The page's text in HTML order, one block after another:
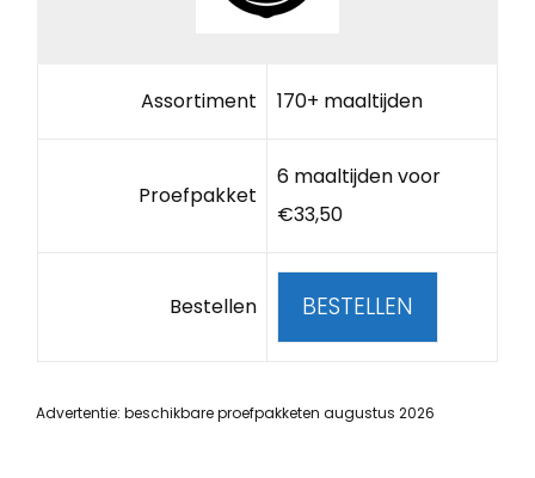
Assortiment 170+ maaltijden
Proefpakket
6 maaltijden voor
€33,50
Bestellen BESTELLEN
Advertentie: beschikbare proefpakketen augustus 2026